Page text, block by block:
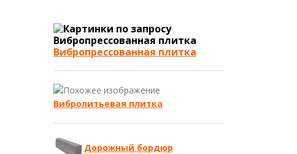
Вибропрессованная плитка
Вибролитьевая плитка
Дорожный бордюр